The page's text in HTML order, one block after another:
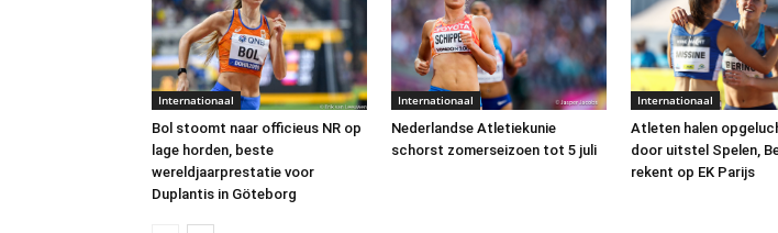
Internationaal
Bol stoomt naar officieus NR op
lage horden, beste
wereldjaarprestatie voor
Duplantis in Göteborg
Internationaal
Nederlandse Atletiekunie
schorst zomerseizoen tot 5 juli
Internationaal
Atleten halen
door uitstel Spelen,
rekent op EK Parijs